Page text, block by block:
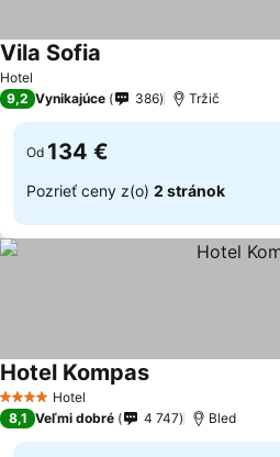
Hotel
Vila Sofia
9,2 Vynikajúce 386 Tržič
Od 134 €
Pozrieť ceny z(o) 2 stránok
4 Počet hviezdičiek
Hotel
Hotel Kompas
8,1 Veľmi dobré 4 747 Bled